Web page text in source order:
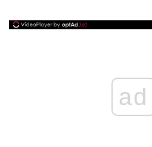
ad